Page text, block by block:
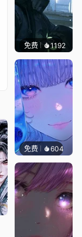
免费 1192辰东
免费 604辰东